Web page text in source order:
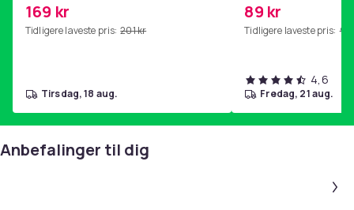
hjemmegymnastikk Pink
169 kr
Tidligere laveste pris: 201 kr
tirsdag, 18 aug.
89 kr
Tidligere laveste pris: 99
4,6
fredag, 21 aug.
Anbefalinger til dig